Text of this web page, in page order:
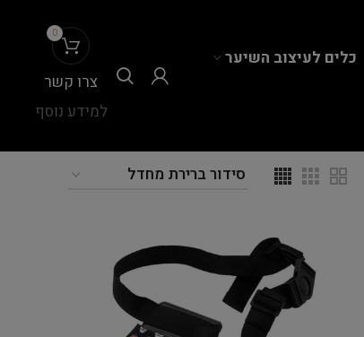
כלים לעיצוב השיער
0
צרו קשר
למידע נוסף